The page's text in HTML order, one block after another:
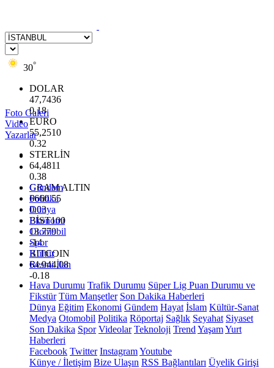
30°
DOLAR
47,7436
0.18
EURO
55,2510
0.32
STERLİN
64,4811
0.38
GRAM ALTIN
6660.55
0.03
BİST100
13.779
-14
BITCOIN
64.944,08
-0.18
Foto Galeri
Video
Yazarlar
Gündem
Politika
Dünya
Ekonomi
Otomobil
Spor
Kültür
Resmi İlan
Hava Durumu Trafik Durumu Süper Lig Puan Durumu ve
Fikstür Tüm Manşetler Son Dakika Haberleri
Dünya Eğitim Ekonomi Gündem Hayat İslam Kültür-Sanat
Medya Otomobil Politika Röportaj Sağlık Seyahat Siyaset
Son Dakika Spor Videolar Teknoloji Trend YaşamYurt
Haberleri
Facebook Twitter InstagramYoutube
Künye / İletişim Bize Ulaşın RSS Bağlantıları Üyelik Girişi